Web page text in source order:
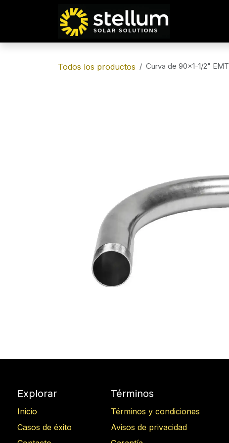
Todos los productos Curva de 90x1-1/2" EMT
Explorar
Inicio
Casos de éxito
Términos
Términos y condiciones
Avisos de privacidad